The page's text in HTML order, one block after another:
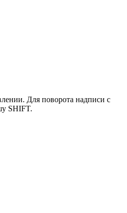
Для поворота надписи с
SHIFT.